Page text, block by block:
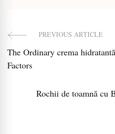
Post
Navigation
PREVIOUS ARTICLE
The Ordinary crema
Factors
Rochii de toamnă cu